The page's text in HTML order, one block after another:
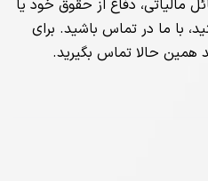
مالیاتی، دفاع از حقوق خود یا
با ما در تماس باشید. برای
همین حالا تماس بگیرید.